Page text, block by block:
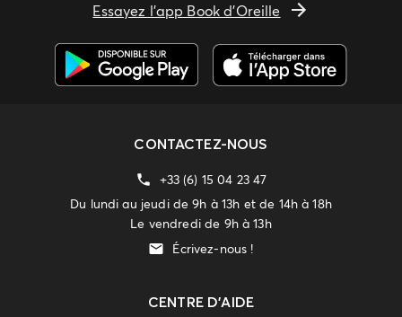
Essayez l'app Book d'Oreille
CONTACTEZ-NOUS
+33 (6) 15 04 23 47
Du lundi au jeudi de 9h à 13h et de 14h à 18h
Le vendredi de 9h à 13h
Écrivez-nous !
CENTRE D'AIDE